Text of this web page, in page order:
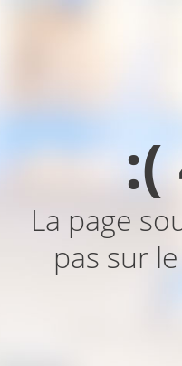
:(
La page
pas sur